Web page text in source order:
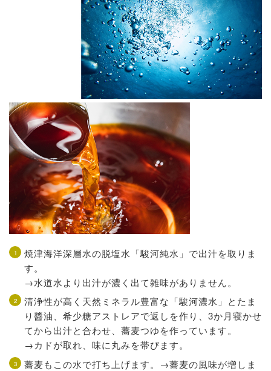
焼津海洋深層水の脱塩水「駿河純水」で出汁を取りま
す。
→水道水より出汁が濃く出て雑味がありません。
清浄性が高く天然ミネラル豊富な「駿河濃水」とたま
り醬油、希少糖アストレアで返しを作り、3か月寝かせ
てから出汁と合わせ、蕎麦つゆを作っています。
→カドが取れ、味に丸みを帯びます。
蕎麦もこの水で打ち上げます。→蕎麦の風味が増しま